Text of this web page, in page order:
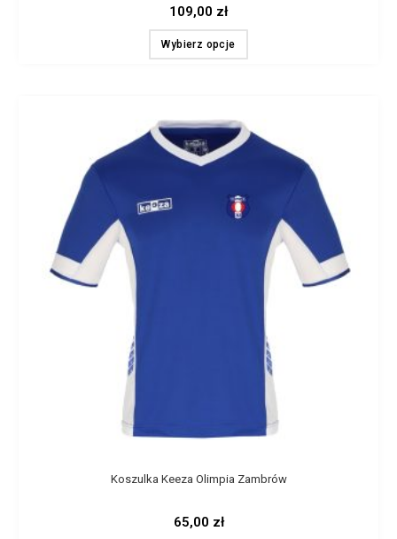
109,00 zł
Wybierz opcje
Koszulka Keeza Olimpia Zambrów
65,00 zł